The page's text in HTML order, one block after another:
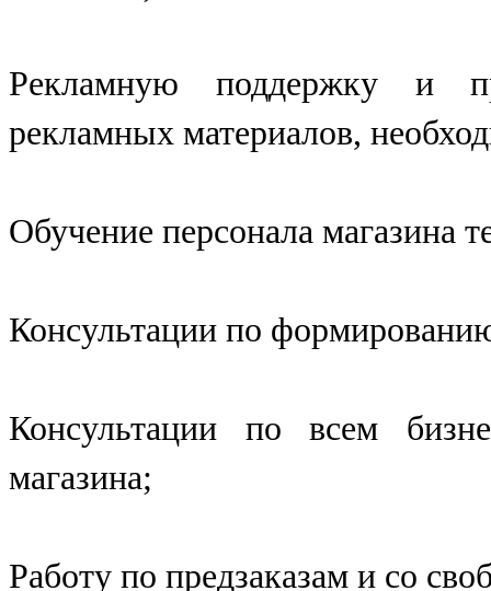
Рекламную поддержку и
рекламных материалов,
Обучение персонала магазина
Консультации по
Консультации по всем
магазина;
Работу по предзаказам и со